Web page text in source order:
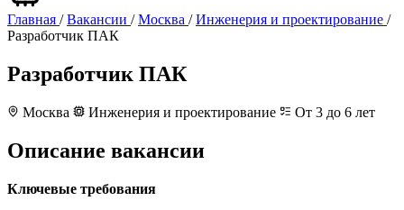
Главная / Вакансии / Москва / Инженерия и проектирование /
Разработчик ПАК
Разработчик ПАК
Москва Инженерия и проектирование От 3 до 6 лет
Описание вакансии
Ключевые требования